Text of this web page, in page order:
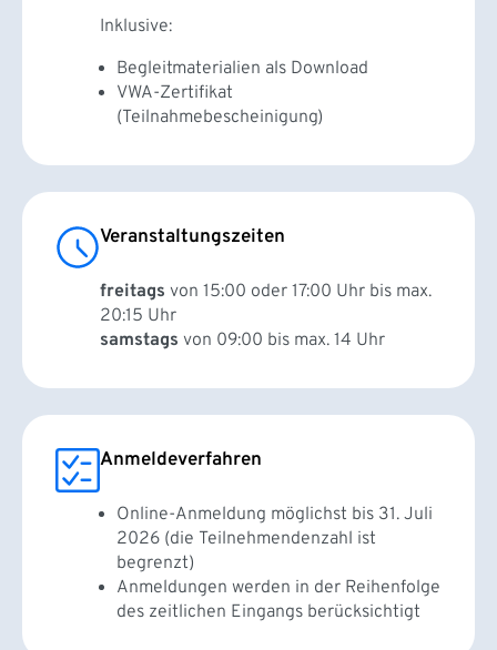
Inklusive:
Begleitmaterialien als Download
VWA-Zertifikat
(Teilnahmebescheinigung)
Veranstaltungszeiten
freitags von 15:00 oder 17:00 Uhr bis max.
20:15 Uhr
samstags von 09:00 bis max. 14 Uhr
Anmeldeverfahren
Online-Anmeldung möglichst bis 31. Juli
2026 (die Teilnehmendenzahl ist
begrenzt)
Anmeldungen werden in der Reihenfolge
des zeitlichen Eingangs berücksichtigt